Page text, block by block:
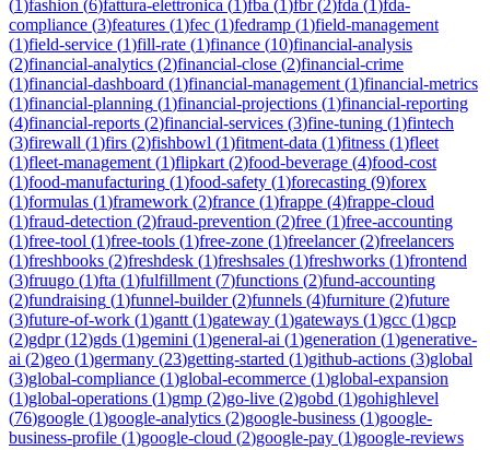
(1)fashion (6)fattura-elettronica (1)fba (1)fbr(2)fda (1)fda-
compliance (3)features (1)fec (1)fedramp (1)field-management
(1)field-service (1)fill-rate (1)finance (10)financial-analysis
(2)financial-analytics (2)financial-close (2)financial-crime
(1)financial-dashboard (1)financial-management (1)financial-metrics
(1)financial-planning (1)financial-projections (1)financial-reporting
(4)financial-reports (2)financial-services (3)fine-tuning (1)fintech
(3)firewall (1)firs (2)fishbowl (1)fitment-data (1)fitness (1)fleet
(1)fleet-management (1)flipkart (2)food-beverage (4)food-cost
(1)food-manufacturing (1)food-safety (1)forecasting (9)forex
(1)formulas (1)framework (2)france (1)frappe (4)frappe-cloud
(1)fraud-detection (2)fraud-prevention (2)free (1)free-accounting
(1)free-tool (1)free-tools (1)free-zone (1)freelancer(2)freelancers
(1)freshbooks (2)freshdesk (1)freshsales (1)freshworks (1)frontend
(3)fruugo (1)fta (1)fulfillment (7)functions (2)fund-accounting
(2)fundraising (1)funnel-builder(2)funnels (4)furniture (2)future
(3)future-of-work (1)gantt (1)gateway (1)gateways (1)gcc (1)gcp
(2)gdpr(12)gds (1)gemini (1)general-ai (1)generation (1)generative-
ai (2)geo (1)germany (23)getting-started (1)github-actions (3)global
(3)global-compliance (1)global-ecommerce (1)global-expansion
(1)global-operations (1)gmp (2)go-live (2)gobd (1)gohighlevel
(76)google (1)google-analytics (2)google-business (1)google-
business-profile (1)google-cloud (2)google-pay (1)google-reviews